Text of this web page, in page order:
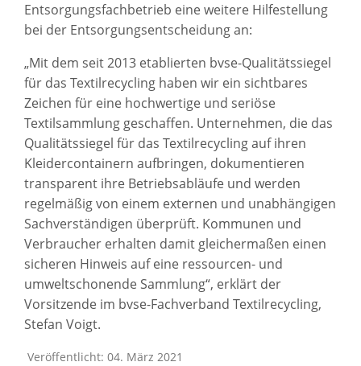
Entsorgungsfachbetrieb eine weitere Hilfestellung
bei der Entsorgungsentscheidung an:
„Mit dem seit 2013 etablierten bvse-Qualitätssiegel
für das Textilrecycling haben wir ein sichtbares
Zeichen für eine hochwertige und seriöse
Textilsammlung geschaffen. Unternehmen, die das
Qualitätssiegel für das Textilrecycling auf ihren
Kleidercontainern aufbringen, dokumentieren
transparent ihre Betriebsabläufe und werden
regelmäßig von einem externen und unabhängigen
Sachverständigen überprüft. Kommunen und
Verbraucher erhalten damit gleichermaßen einen
sicheren Hinweis auf eine ressourcen- und
umweltschonende Sammlung“, erklärt der
Vorsitzende im bvse-Fachverband Textilrecycling,
Stefan Voigt.
Veröffentlicht: 04. März 2021